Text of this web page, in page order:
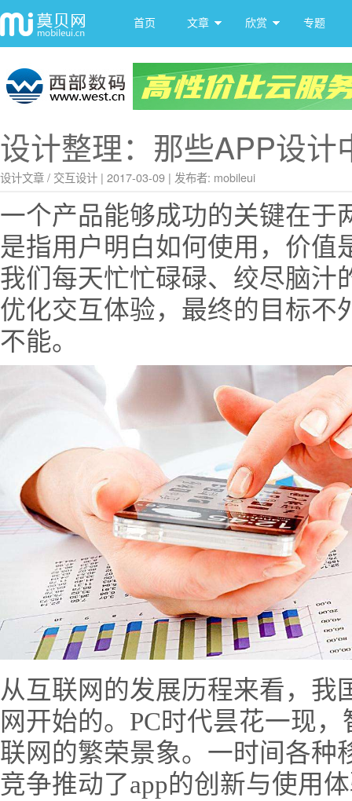
首页 文章 欣赏 专题
设计整理：那些APP设
设计文章/ 交互设计 | 2017-03-09 | 发布者: mobileui
一个产品能够成功的关键在于
是指用户明白如何使用，价值
我们每天忙忙碌碌、绞尽脑汁
优化交互体验，最终的目标不
不能。
从互联网的发展历程来看，我
网开始的。PC时代昙花一现
联网的繁荣景象。一时间各种
竞争推动了app的创新与使用